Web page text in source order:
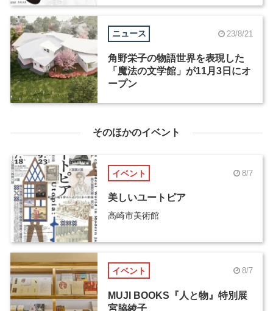
ニュース 23/8/21
角野栄子の物語世界を表現した
「魔法の文学館」が11月3日にオ
ープン
そのほかのイベント
イベント 8/7
美しいユートピア
高崎市美術館
イベント 8/7
MUJI BOOKS『人と物』特別展
宮脇綾子